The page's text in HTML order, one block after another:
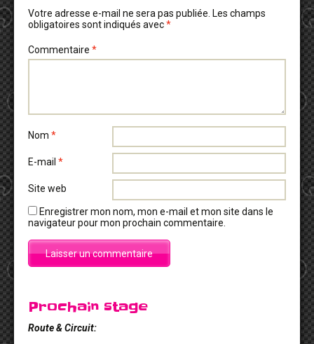
Votre adresse e-mail ne sera pas publiée. Les champs
obligatoires sont indiqués avec*
Commentaire *
Nom *
E-mail *
Site web
Enregistrer mon nom, mon e-mail et mon site dans le
navigateur pour mon prochain commentaire.
Prochain stage
Route & Circuit: